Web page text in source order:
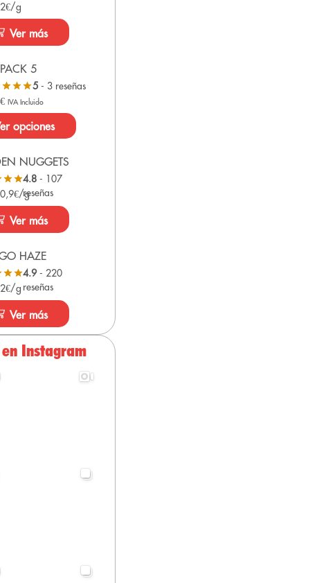
2€/g
Ver más
5
5- 3 reseñas
€ IVA Incluido
opciones
NUGGETS
4.8 - 107
reseñas
0,9€/g
Ver más
HAZE
4.9- 220
reseñas
2€/g
Ver más
en Instagram